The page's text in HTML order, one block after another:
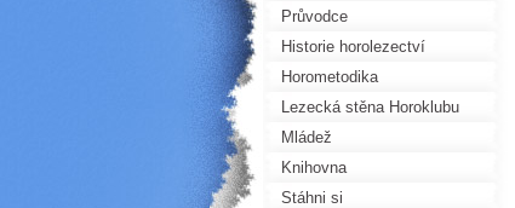
Průvodce
Historie horolezectví
Horometodika
Lezecká stěna Horoklubu
Mládež
Knihovna
Stáhni si